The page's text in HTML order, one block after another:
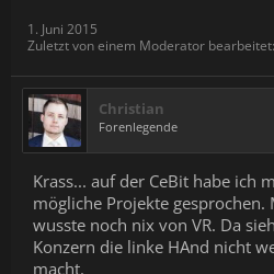
1. Juni 2015
Zuletzt von einem Moderator bearbeitet:
Christian
Forenlegende
Krass... auf der CeBit habe ich
mögliche Projekte gesprochen.
wusste noch nix von VR. Da
Konzern die linke HAnd nicht
macht.